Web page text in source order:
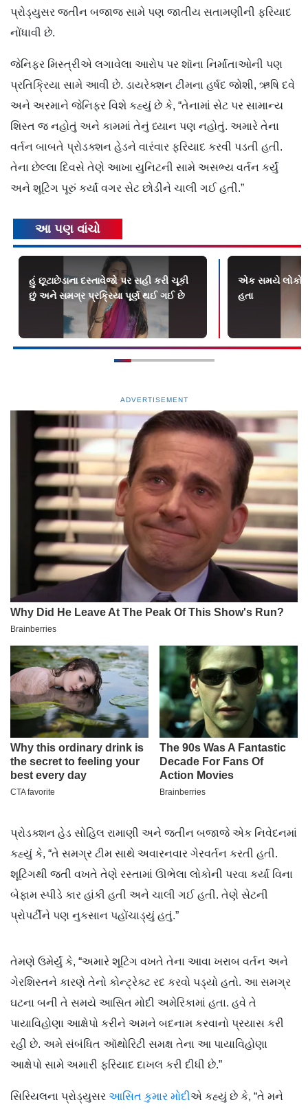
પ્રોડ્યુસર જતીન બજાજ સામે પણ જાતીય સતામણીની ફરિયાદ
નોંધાવી છે.
જેનિફર મિસ્ત્રીએ લગાવેલા આરોપ પર શૉના નિર્માતાઓની પણ
પ્રતિક્રિયા સામે આવી છે. ડાયરેક્શન ટીમના હર્ષદ જોશી, ઋષિ દવે
અને અરમાને જેનિફર વિશે કહ્યું છે કે, “તેનામાં સેટ પર સામાન્ય
શિસ્ત જ નહોતું અને કામમાં તેનું ધ્યાન પણ નહોતું. અમારે તેના
વર્તન બાબતે પ્રોડક્શન હેડને વારંવાર ફરિયાદ કરવી પડતી હતી.
તેના છેલ્લા દિવસે તેણે આખા યુનિટની સામે અસભ્ય વર્તન કર્યું
અને શૂટિંગ પૂરું કર્યાં વગર સેટ છોડીને ચાલી ગઈ હતી.”
આ પણ વાંચો
હું છૂટાછેડાના દસ્તાવેજો પર સહી કરી ચૂકી
છું અને સમગ્ર પ્રક્રિયા પૂર્ણ થઈ ગઈ છે
એક સમયે લોકો
હતા
ADVERTISEMENT
પ્રોડક્શન હેડ સોહિલ રામાણી અને જતીન બજાજે એક નિવેદનમાં
કહ્યું કે, “તે સમગ્ર ટીમ સાથે અવારનવાર ગેરવર્તન કરતી હતી.
શૂટિંગથી જતી વખતે તેણે રસ્તામાં ઊભેલા લોકોની પરવા કર્યા વિના
બેફામ સ્પીડે કાર હાંકી હતી અને ચાલી ગઈ હતી. તેણે સેટની
પ્રોપર્ટીને પણ નુકસાન પહોંચાડ્યું હતું.”
તેમણે ઉમેર્યું કે, “અમારે શૂટિંગ વખતે તેના આવા ખરાબ વર્તન અને
ગેરશિસ્તને કારણે તેનો કોન્ટ્રેક્ટ રદ કરવો પડ્યો હતો. આ સમગ્ર
ઘટના બની તે સમયે આસિત મોદી અમેરિકામાં હતા. હવે તે
પાયાવિહોણા આક્ષેપો કરીને અમને બદનામ કરવાનો પ્રયાસ કરી
રહી છે. અમે સંબંધિત ઑથોરિટી સમક્ષ તેના આ પાયાવિહોણા
આક્ષેપો સામે અમારી ફરિયાદ દાખલ કરી દીધી છે.”
સિરિયલના પ્રોડ્યુસર આસિત કુમાર મોદીએ કહ્યું છે કે, “તે મને